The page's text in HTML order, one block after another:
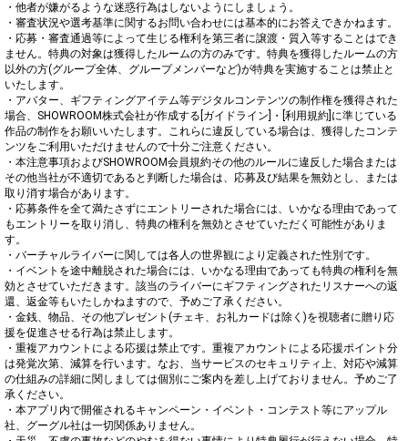
・他者が嫌がるような迷惑行為はしないようにしましょう。
・審査状況や選考基準に関するお問い合わせには基本的にお答えできかねます。
・応募・審査通過等によって生じる権利を第三者に譲渡・質入等することはでき
ません。特典の対象は獲得したルームの方のみです。特典を獲得したルームの方
以外の方(グループ全体、グループメンバーなど)が特典を実施することは禁止と
いたします。
・アバター、ギフティングアイテム等デジタルコンテンツの制作権を獲得された
場合、SHOWROOM株式会社が作成する[ガイドライン]・[利用規約]に準じている
作品の制作をお願いいたします。これらに違反している場合は、獲得したコンテ
ンツをご利用いただけませんので十分ご注意ください。
・本注意事項およびSHOWROOM会員規約その他のルールに違反した場合または
その他当社が不適切であると判断した場合は、応募及び結果を無効とし、または
取り消す場合があります。
・応募条件を全て満たさずにエントリーされた場合には、いかなる理由であって
もエントリーを取り消し、特典の権利を無効とさせていただく可能性がありま
す。
・バーチャルライバーに関しては各人の世界観により定義された性別です。
・イベントを途中離脱された場合には、いかなる理由であっても特典の権利を無
効とさせていただきます。該当のライバーにギフティングされたリスナーへの返
還、返金等もいたしかねますので、予めご了承ください。
・金銭、物品、その他プレゼント(チェキ、お礼カードは除く)を視聴者に贈り応
援を促進させる行為は禁止します。
・重複アカウントによる応援は禁止です。重複アカウントによる応援ポイント分
は発覚次第、減算を行います。なお、当サービスのセキュリティ上、対応や減算
の仕組みの詳細に関しましては個別にご案内を差し上げておりません。予めご了
承ください。
・本アプリ内で開催されるキャンペーン・イベント・コンテスト等にアップル
社、グーグル社は一切関係ありません。